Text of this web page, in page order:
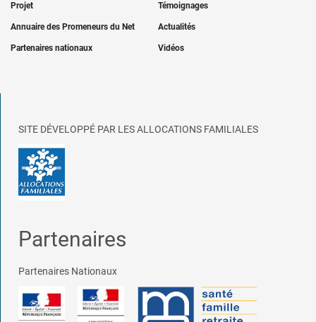
Projet Témoignages
Annuaire des Promeneurs du Net Actualités
Partenaires nationaux Vidéos
SITE DÉVELOPPÉ PAR LES ALLOCATIONS FAMILIALES
Partenaires
Partenaires Nationaux